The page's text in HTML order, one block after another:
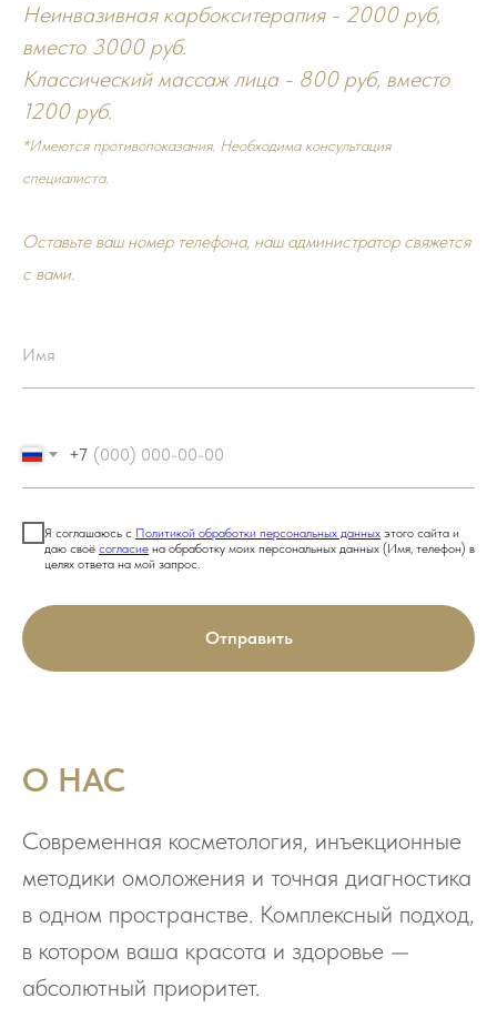
Неинвазивная карбокситерапия - 2000 руб,
вместо 3000 руб.
Классический массаж лица - 800 руб, вместо
1200 руб.
*Имеются противопоказания. Необходима консультация
специалиста.
Оставьте ваш номер телефона, наш администратор свяжется
с вами.
+7
Я соглашаюсь с Политикой обработки персональных данных этого сайта и
даю своё согласие на обработку моих персональных данных (Имя, телефон) в
целях ответа на мой запрос.
Отправить
О НАС
Современная косметология, инъекционные
методики омоложения и точная диагностика
в одном пространстве. Комплексный подход,
в котором ваша красота и здоровье —
абсолютный приоритет.